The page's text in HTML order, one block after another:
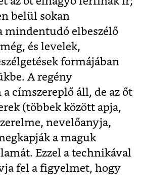
belül sokan
mindentudó elbeszélő
és levelek,
formájában
A regény
címszereplő áll, de az őt
(többek között apja,
nevelőanyja,
a maguk
Ezzel a technikával
fel a figyelmet, hogy